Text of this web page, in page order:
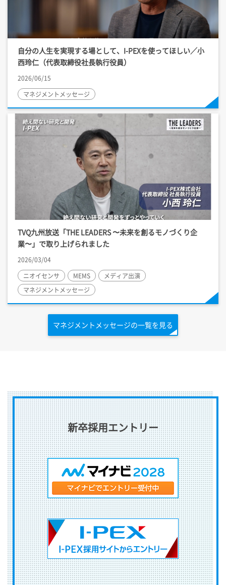
自分の人生を実現する場として、 I-PEXを使ってほしい／小
西玲仁（代表取締役社長執行役員）
2026/06/15
マネジメントメッセージ
TVQ九州放送「THE LEADERS 〜未来を創るモノづくり企
業〜」で取り上げられました
2026/03/04
ニオイセンサ
MEMS
メディア出演
マネジメントメッセージ
マネジメントメッセージの一覧を見る
新卒採用エントリー